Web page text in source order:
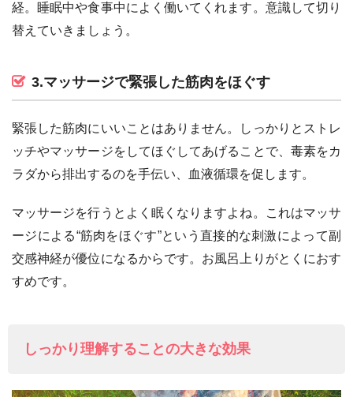
経。睡眠中や食事中によく働いてくれます。意識して切り
替えていきましょう。
3.マッサージで緊張した筋肉をほぐす
緊張した筋肉にいいことはありません。しっかりとストレ
ッチやマッサージをしてほぐしてあげることで、毒素をカ
ラダから排出するのを手伝い、血液循環を促します。
マッサージを行うとよく眠くなりますよね。これはマッサ
ージによる“筋肉をほぐす”という直接的な刺激によって副
交感神経が優位になるからです。お風呂上りがとくにおす
すめです。
しっかり理解することの大きな効果